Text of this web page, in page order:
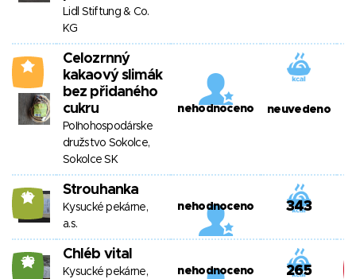
Lidl Stiftung & Co.
KG
0
Celozrnný
kakaový slimák
bez přidaného
cukru
Poľnohospodárske
družstvo Sokolce,
Sokolce SK
nehodnoceno neuvedeno
10 Strouhanka
Kysucké pekárne,
a.s.
nehodnoceno 343
23 Chléb vital
Kysucké pekárne,
nehodnoceno 265